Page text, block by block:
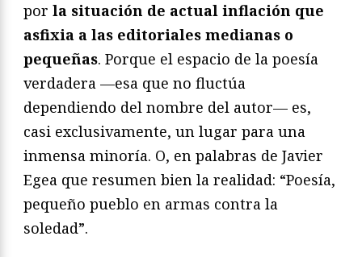
por la situación de actual inflación que
asfixia a las editoriales medianas o
pequeñas. Porque el espacio de la poesía
verdadera —esa que no fluctúa
dependiendo del nombre del autor— es,
casi exclusivamente, un lugar para una
inmensa minoría. O, en palabras de Javier
Egea que resumen bien la realidad: “Poesía,
pequeño pueblo en armas contra la
soledad”.